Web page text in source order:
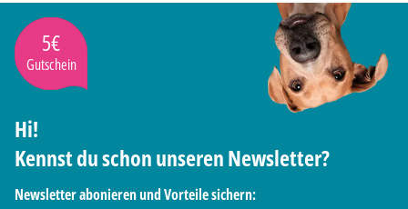
5€
Gutschein
Hi!
Kennst du schon unseren Newsletter?
Newsletter abonieren und Vorteile sichern: